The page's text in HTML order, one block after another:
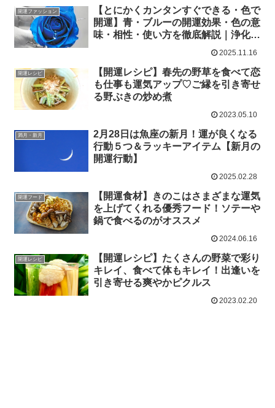
開運ファッション
【とにかくカンタンすぐできる・色で
開運】青・ブルーの開運効果・色の意
味・相性・使い方を徹底解説｜浄化・
厄除け・運気アップに効く色
2025.11.16
開運レシピ
【開運レシピ】春先の野草を食べて恋
も仕事も運気アップ♡ご縁を引き寄せ
る野ぶきの炒め煮
2023.05.10
満月・新月
2月28日は魚座の新月！運が良くなる
行動５つ＆ラッキーアイテム【新月の
開運行動】
2025.02.28
開運フード
【開運食材】きのこはさまざまな運気
を上げてくれる優秀フード！ソテーや
鍋で食べるのがオススメ
2024.06.16
開運レシピ
【開運レシピ】たくさんの野菜で彩り
キレイ、食べて体もキレイ！出逢いを
引き寄せる爽やかピクルス
2023.02.20